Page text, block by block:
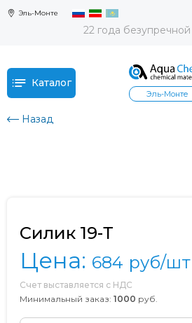
Эль-Монте
22 года
Каталог
Эль-Монте
Назад
Силик 19-Т
Цена: 684 руб/шт
Счет выставляется с НДС
Минимальный заказ: 1000 руб.